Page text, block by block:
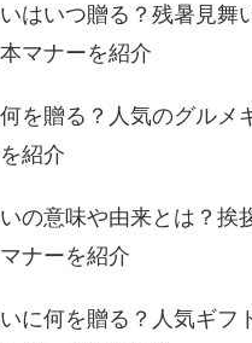
はいつ贈る？残暑見舞
マナーを紹介
を贈る？人気のグルメ
紹介
の意味や由来とは？挨
ナーを紹介
に何を贈る？人気ギフ